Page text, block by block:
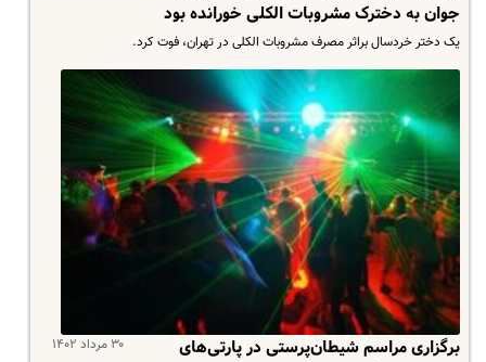
جوان به دخترک مشروبات الکلی خورانده بود
یک دختر خردسال براثر مصرف مشروبات الکلی در تهران، فوت کرد.
۳۰ مرداد ۱۴۰۲
برگزاری مراسم شیطان‌پرستی در پارتی‌های